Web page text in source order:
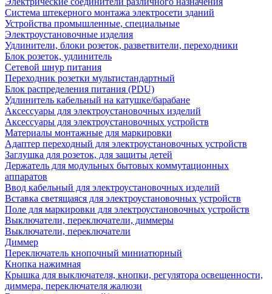
Система штекерного монтажа электросети зданий
Устройства промышленные, специальные
Электроустановочные изделия
Удлинители, блоки розеток, разветвители, переходники
Блок розеток, удлинитель
Сетевой шнур питания
Переходник розетки мультистандартный
Блок распределения питания (PDU)
Удлинитель кабельный на катушке/барабане
Аксессуары для электроустановочных изделий
Аксессуары для электроустановочных устройств
Материалы монтажные для маркировки
Адаптер переходный для электроустановочных устройств
Заглушка для розеток, для защиты детей
Держатель для модульных бытовых коммутационных
аппаратов
Ввод кабельный для электроустановочных изделий
Вставка светящаяся для электроустановочных устройств
Поле для маркировки для электроустановочных устройств
Выключатели, переключатели, диммеры
Выключатели, переключатели
Диммер
Переключатель кнопочный миниатюрный
Кнопка нажимная
Крышка для выключателя, кнопки, регулятора освещенности,
диммера, переключателя жалюзи